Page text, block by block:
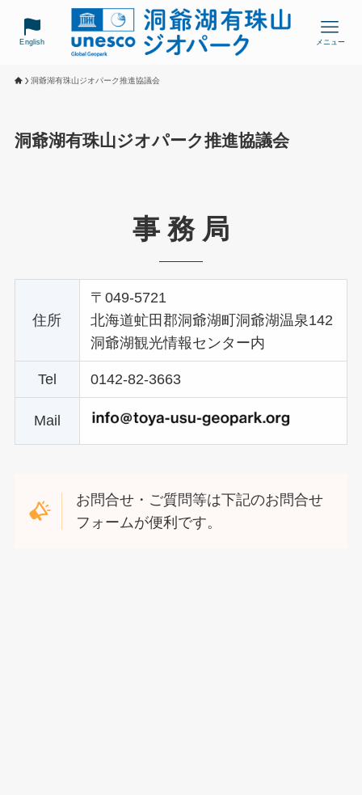
English メニュー
洞爺湖有珠山ジオパーク推進協議会
洞爺湖有珠山ジオパーク推進協議会
事 務 局
住所
〒049-5721
北海道虻田郡洞爺湖町洞爺湖温泉142
洞爺湖観光情報センター内
Tel 0142-82-3663
Mail
お問合せ・ご質問等は下記のお問合せ
フォームが便利です。